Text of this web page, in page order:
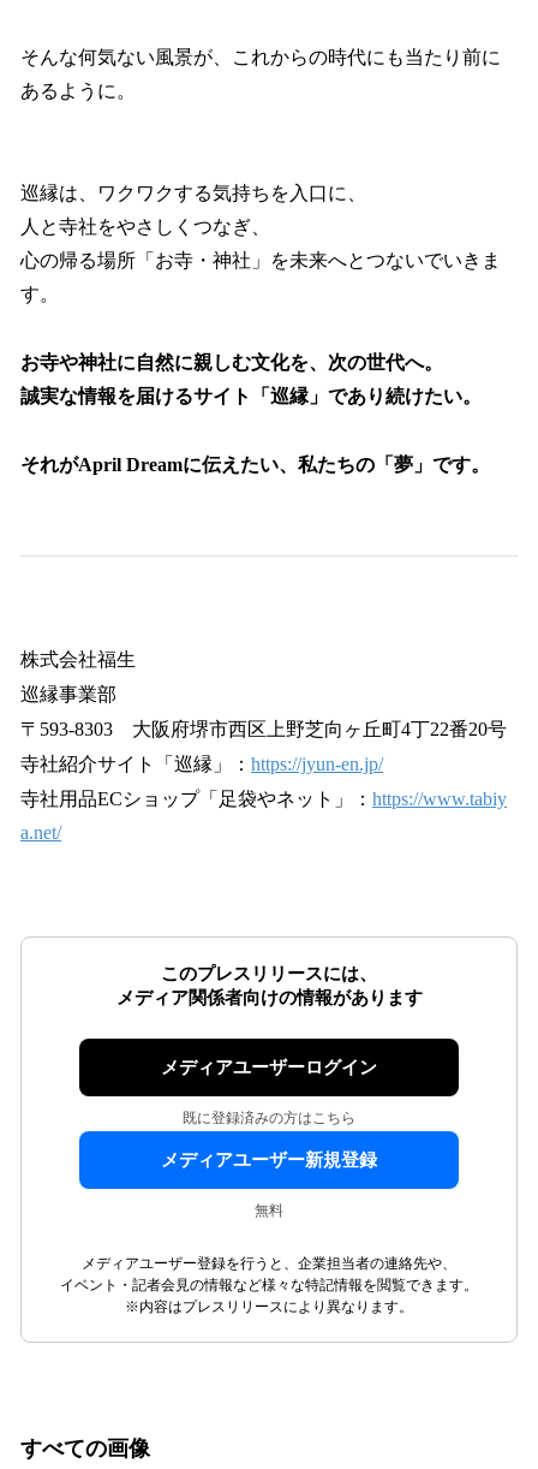
そんな何気ない風景が、これからの時代にも当たり前に
あるように。
巡縁は、ワクワクする気持ちを入口に、
人と寺社をやさしくつなぎ、
心の帰る場所「お寺・神社」を未来へとつないでいきま
す。
お寺や神社に自然に親しむ文化を、次の世代へ。
誠実な情報を届けるサイト「巡縁」であり続けたい。
それがApril Dreamに伝えたい、私たちの「夢」です。
株式会社福生
巡縁事業部
〒593-8303 大阪府堺市西区上野芝向ヶ丘町4丁22番20号
寺社紹介サイト「巡縁」： https://jyun-en.jp/
寺社用品ECショップ「足袋やネット」： https://www.tabiy
a.net/
このプレスリリースには、
メディア関係者向けの情報があります
メディアユーザーログイン
既に登録済みの方はこちら
メディアユーザー新規登録
無料
メディアユーザー登録を行うと、企業担当者の連絡先や、
イベント・記者会見の情報など様々な特記情報を閲覧できます。
※内容はプレスリリースにより異なります。
すべての画像